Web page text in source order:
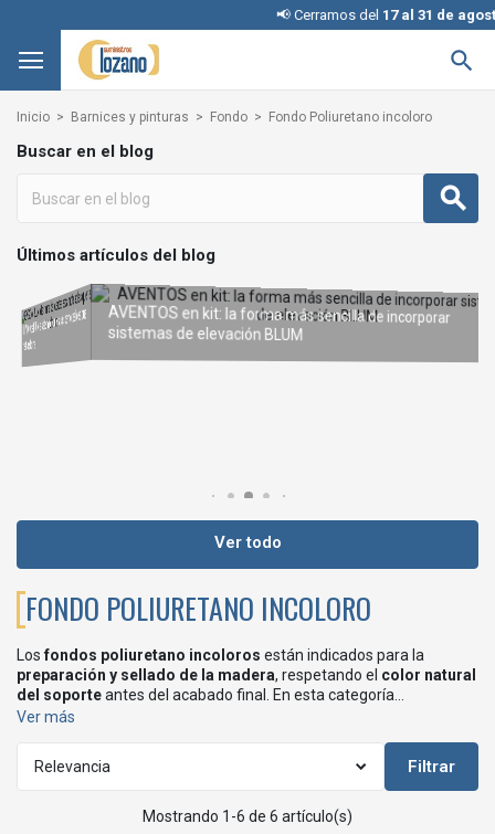
📢 Cerramos del17 al 31 de agosto

Inicio Barnices y pinturas Fondo Fondo Poliuretano incoloro
Buscar en el blog
Últimos artículos del blog
REVEGO de BLUM: el sistema de puertas escamoteables que
AVENTOS en kit: la forma más sencilla de incorporar
sistemas de elevación BLUM
Condena con llave: una solución inteligente y segura sin
Ver todo
FONDO POLIURETANO INCOLORO
Losfondos poliuretano incoloros están indicados para la
preparación y sellado de la madera, respetando el color natural
del soporteantes del acabado final. En esta categoría
encontrarás
formulaciones de la gama
Ver más
Relevancia Filtrar
Mostrando 1-6 de 6 artículo(s)